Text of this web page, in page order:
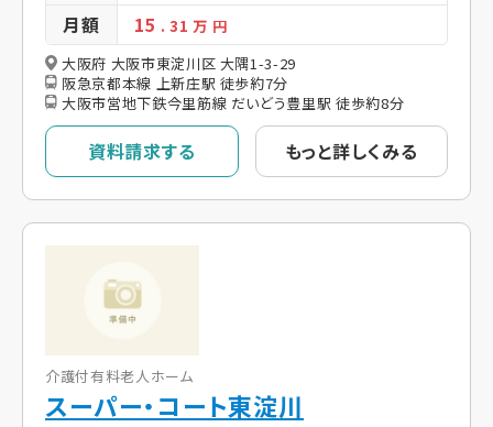
月額 15 . 31万 円
大阪府 大阪市東淀川区 大隅1-3-29
阪急京都本線 上新庄駅 徒歩約7分
大阪市営地下鉄今里筋線 だいどう豊里駅 徒歩約8分
資料請求する もっと詳しくみる
介護付有料老人ホーム
スーパー・コート東淀川